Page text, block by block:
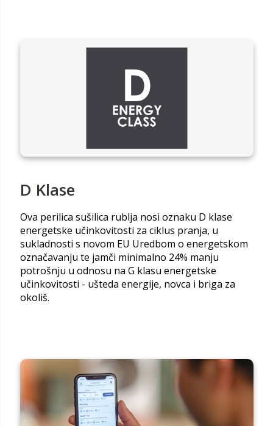
D Klase
Ova perilica sušilica rublja nosi oznaku D klase
energetske učinkovitosti za ciklus pranja, u
sukladnosti s novom EU Uredbom o energetskom
označavanju te jamči minimalno 24% manju
potrošnju u odnosu na G klasu energetske
učinkovitosti - ušteda energije, novca i briga za
okoliš.